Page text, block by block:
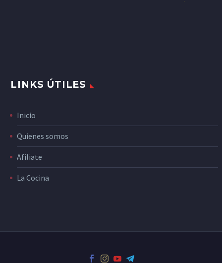
LINKS ÚTILES
Inicio
Quienes somos
Afiliate
La Cocina